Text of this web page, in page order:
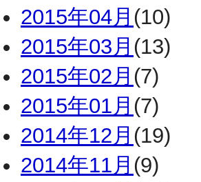
2015年04月 (10)
2015年03月 (13)
2015年02月 (7)
2015年01月 (7)
2014年12月 (19)
2014年11月 (9)